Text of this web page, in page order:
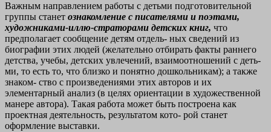
Важным направлением работы с детьми подготовительной
группы станет ознакомление с писателями и поэтами,
художниками-иллю-страторами детских книг, что
предполагает сообщение детям отдель- ных сведений из
биографии этих людей (желательно отбирать факты раннего
детства, учебы, детских увлечений, взаимоотношений с деть-
ми, то есть то, что близко и понятно дошкольникам); а также
знаком- ство с произведениями этих авторов и их
элементарный анализ (в целях ориентации в художественной
манере автора). Такая работа может быть построена как
проектная деятельность, результатом кото- рой станет
оформление выставки.